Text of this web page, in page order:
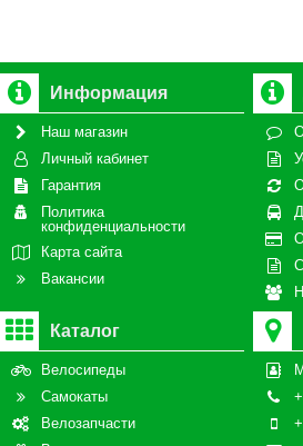
Информация
Наш магазин
Личный кабинет
Гарантия
Политика
конфиденциальности
Карта сайта
Вакансии
Каталог
Велосипеды
Самокаты
Велозапчасти